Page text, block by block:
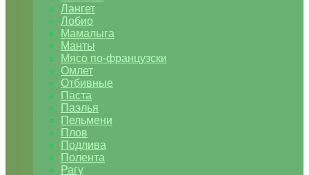
Лангет
Лобио
Мамалыга
Манты
Мясо по-французски
Омлет
Отбивные
Паста
Паэлья
Пельмени
Плов
Подлива
Полента
Рагу